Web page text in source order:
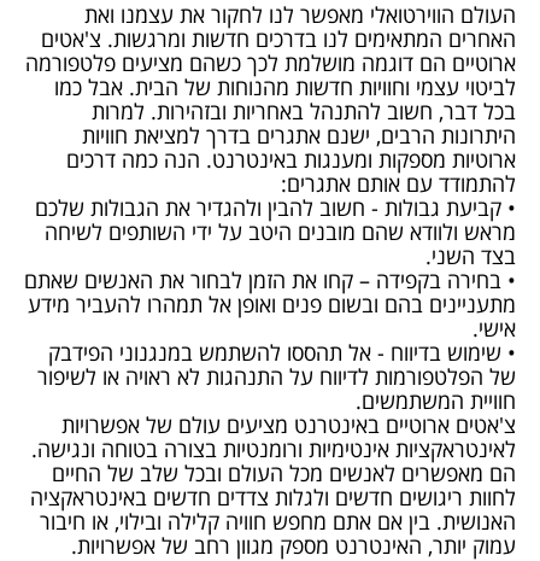
העולם הווירטואלי מאפשר לנו לחקור את עצמנו ואת
האחרים המתאימים לנו בדרכים חדשות ומרגשות. צ'אטים
ארוטיים הם דוגמה מושלמת לכך כשהם מציעים פלטפורמה
לביטוי עצמי וחוויות חדשות מהנוחות של הבית. אבל כמו
בכל דבר, חשוב להתנהל באחריות ובזהירות. למרות
היתרונות הרבים, ישנם אתגרים בדרך למציאת חוויות
ארוטיות מספקות ומענגות באינטרנט. הנה כמה דרכים
להתמודד עם אותם אתגרים:
• קביעת גבולות - חשוב להבין ולהגדיר את הגבולות שלכם
מראש ולוודא שהם מובנים היטב על ידי השותפים לשיחה
בצד השני.
• בחירה בקפידה – קחו את הזמן לבחור את האנשים שאתם
מתעניינים בהם ובשום פנים ואופן אל תמהרו להעביר מידע
אישי.
• שימוש בדיווח - אל תהססו להשתמש במנגנוני הפידבק
של הפלטפורמות לדיווח על התנהגות לא ראויה או לשיפור
חוויית המשתמשים.
צ'אטים ארוטיים באינטרנט מציעים עולם של אפשרויות
לאינטראקציות אינטימיות ורומנטיות בצורה בטוחה ונגישה.
הם מאפשרים לאנשים מכל העולם ובכל שלב של החיים
לחוות ריגושים חדשים ולגלות צדדים חדשים באינטראקציה
האנושית. בין אם אתם מחפש חוויה קלילה ובילוי, או חיבור
עמוק יותר, האינטרנט מספק מגוון רחב של אפשרויות.